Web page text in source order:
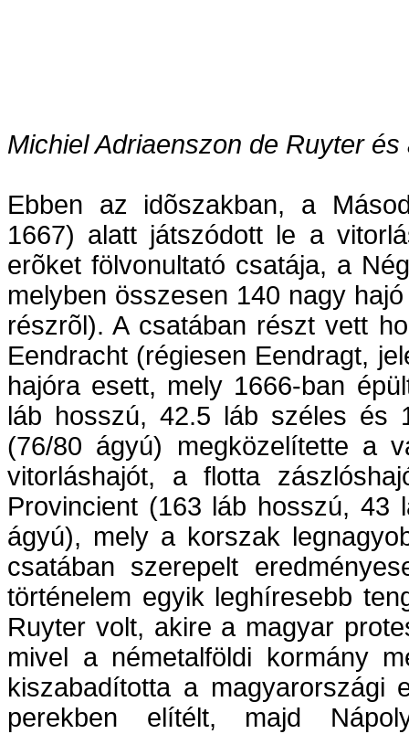
Michiel Adriaenszon de Ruyter
Ebben az idõszakban, a
1667) alatt játszódott le a
erõket fölvonultató csatája, a
melyben összesen 140 nagy
részrõl). A csatában részt vett
Eendracht (régiesen Eendragt,
hajóra esett, mely 1666-ban
láb hosszú, 42.5 láb széles és
(76/80 ágyú) megközelítette a
vitorláshajót, a flotta
Provincient (163 láb hosszú,
ágyú), mely a korszak
csatában szerepelt
történelem egyik leghíresebb
Ruyter volt, akire a magyar
mivel a németalföldi kormány
kiszabadította a magyarországi
perekben elítélt, majd